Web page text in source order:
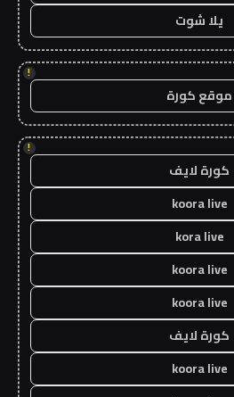
يلا شوت
!
موقع كورة
!
كورة لايف
koora live
kora live
koora live
koora live
كورة لايف
koora live